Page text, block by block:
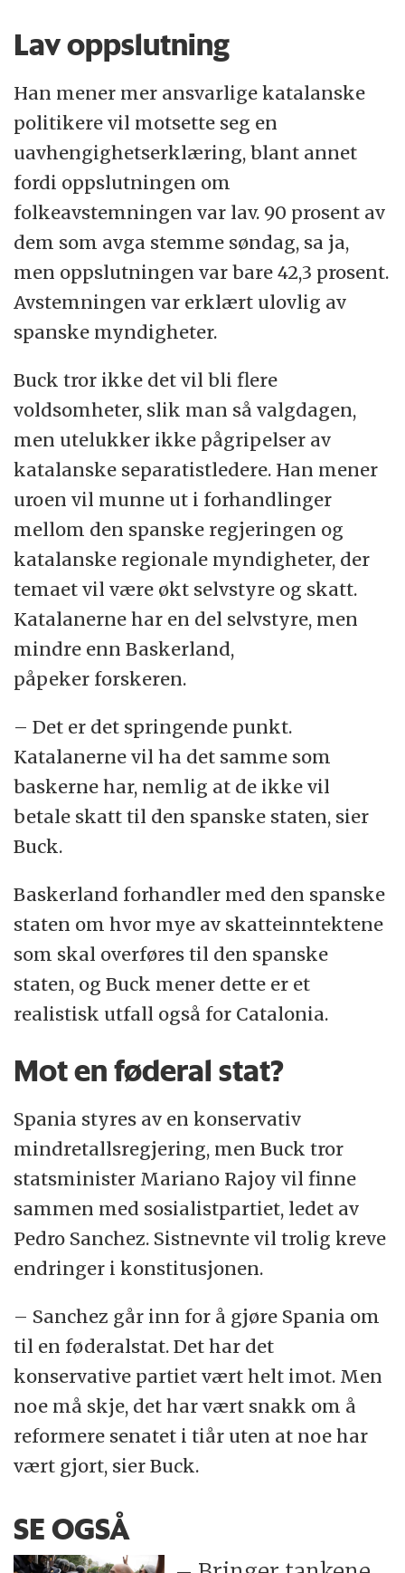
Lav oppslutning
Han mener mer ansvarlige katalanske
politikere vil motsette seg en
uavhengighetserklæring, blant annet
fordi oppslutningen om
folkeavstemningen var lav. 90 prosent av
dem som avga stemme søndag, sa ja,
men oppslutningen var bare 42,3 prosent.
Avstemningen var erklært ulovlig av
spanske myndigheter.
Buck tror ikke det vil bli flere
voldsomheter, slik man så valgdagen,
men utelukker ikke pågripelser av
katalanske separatistledere. Han mener
uroen vil munne ut i forhandlinger
mellom den spanske regjeringen og
katalanske regionale myndigheter, der
temaet vil være økt selvstyre og skatt.
Katalanerne har en del selvstyre, men
mindre enn Baskerland,
påpeker forskeren.
– Det er det springende punkt.
Katalanerne vil ha det samme som
baskerne har, nemlig at de ikke vil
betale skatt til den spanske staten, sier
Buck.
Baskerland forhandler med den spanske
staten om hvor mye av skatteinntektene
som skal overføres til den spanske
staten, og Buck mener dette er et
realistisk utfall også for Catalonia.
Mot en føderal stat?
Spania styres av en konservativ
mindretallsregjering, men Buck tror
statsminister Mariano Rajoy vil finne
sammen med sosialistpartiet, ledet av
Pedro Sanchez. Sistnevnte vil trolig kreve
endringer i konstitusjonen.
– Sanchez går inn for å gjøre Spania om
til en føderalstat. Det har det
konservative partiet vært helt imot. Men
noe må skje, det har vært snakk om å
reformere senatet i tiår uten at noe har
vært gjort, sier Buck.
SE OGSÅ